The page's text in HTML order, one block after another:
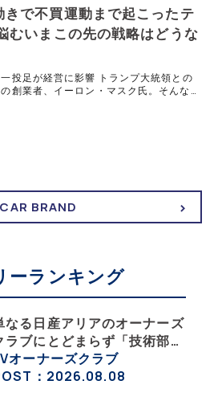
で不買運動まで起こったテ
いまこの先の戦略はどうな
投足が経営に影響 トランプ大統領との
創業者、イーロン・マスク氏。そんな背
ラの調子がイマイチだ。これからどのよ
6月に
CAR BRAND
ーランキング
なる日産アリアのオーナーズ
ラブにとどまらず「技術部」
バイク部」「釣り部」など多
な趣味人集合体がAOCJ【
オーナーズクラブ
：2026.08.08